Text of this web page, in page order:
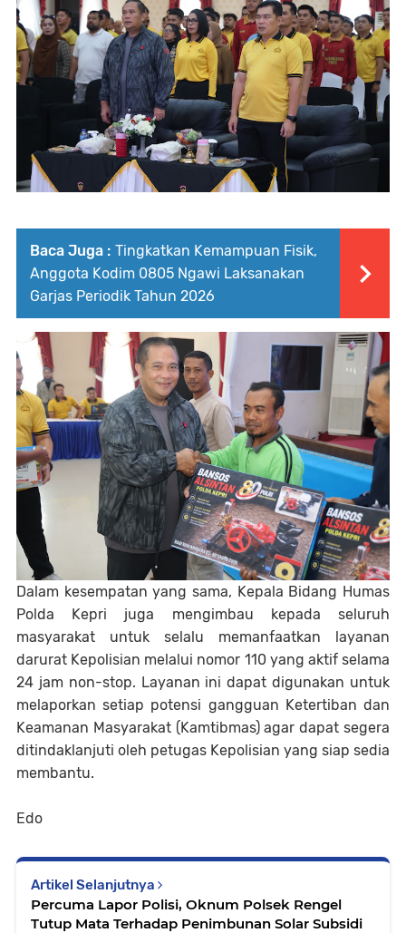
Baca Juga : Tingkatkan Kemampuan Fisik,
Anggota Kodim 0805 Ngawi Laksanakan
Garjas Periodik Tahun 2026
Dalam kesempatan yang sama, Kepala Bidang Humas
Polda Kepri juga mengimbau kepada seluruh
masyarakat untuk selalu memanfaatkan layanan
darurat Kepolisian melalui nomor 110 yang aktif selama
24 jam non-stop. Layanan ini dapat digunakan untuk
melaporkan setiap potensi gangguan Ketertiban dan
Keamanan Masyarakat (Kamtibmas) agar dapat segera
ditindaklanjuti oleh petugas Kepolisian yang siap sedia
membantu.
Edo
Artikel Selanjutnya
Percuma Lapor Polisi, Oknum Polsek Rengel
Tutup Mata Terhadap Penimbunan Solar Subsidi